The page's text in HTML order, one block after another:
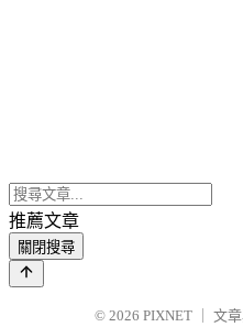
推薦文章
關閉搜尋
© 2026 PIXNET
文